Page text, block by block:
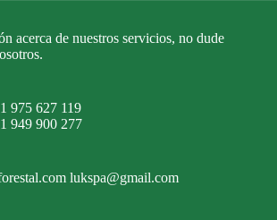
acerca de nuestros servicios, no dude
975 627 119
949 900 277
lukspa@gmail.com